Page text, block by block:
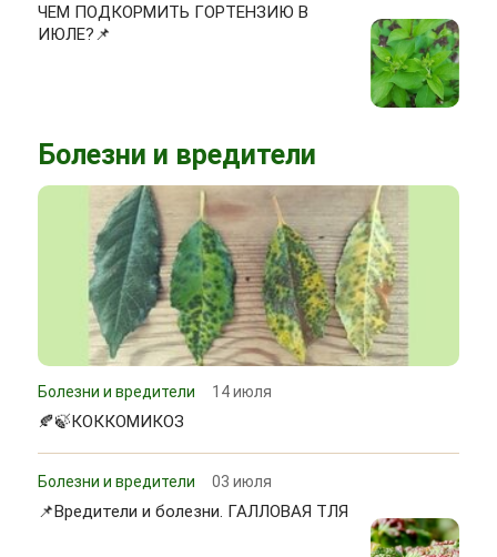
ЧЕМ ПОДКОРМИТЬ ГОРТЕНЗИЮ В
ИЮЛЕ?📌
Болезни и вредители
Болезни и вредители 14 июля
🍂🍃КОККОМИКОЗ
Болезни и вредители 03 июля
📌Вредители и болезни. ГАЛЛОВАЯ ТЛЯ